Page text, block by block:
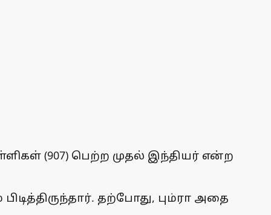
(907) பெற்ற முதல் இந்தியர் என்ற
தற்போது, பும்ரா அதை